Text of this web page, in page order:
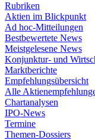
Rubriken
Aktien im Blickpunkt
Ad hoc-Mitteilungen
Bestbewertete News
Meistgelesene News
Konjunktur- und
Marktberichte
Empfehlungsübersicht
Alle
Chartanalysen
IPO-News
Termine
Themen-Dossiers